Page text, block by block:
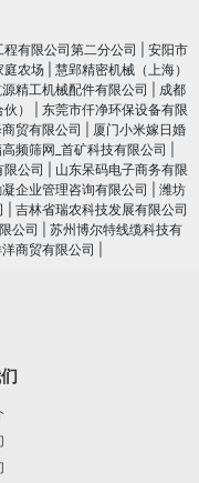
有限公司第二分公司
安阳市
庭农场
慧郢精密机械（上海）
精工机械配件有限公司
成都
）
东莞市仟净环保设备有限
商贸有限公司
厦门小米嫁日婚
频筛网_首矿科技有限公司
公司
山东呆码电子商务有限
企业管理咨询有限公司
潍坊
吉林省瑞农科技发展有限公司
公司
苏州博尔特线缆科技有
商贸有限公司